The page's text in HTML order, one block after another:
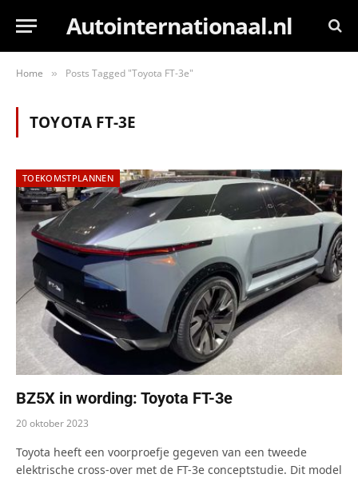
Autointernationaal.nl
Home » Posts Tagged "Toyota FT-3e"
TOYOTA FT-3E
TOEKOMSTPLANNEN
BZ5X in wording: Toyota FT-3e
20 oktober 2023
Toyota heeft een voorproefje gegeven van een tweede
elektrische cross-over met de FT-3e conceptstudie. Dit model